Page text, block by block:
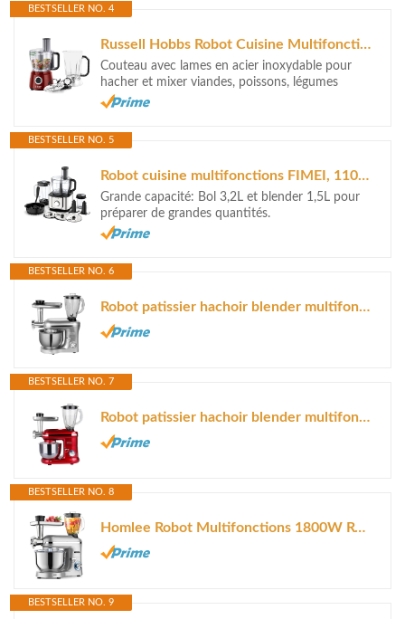
BESTSELLER NO. 4
Russell Hobbs Robot Cuisine Multifonction, Hâche, Mixe, Tranche, Râpe,...
Couteau avec lames en acier inoxydable pour
hacher et mixer viandes, poissons, légumes
BESTSELLER NO. 5
Robot cuisine multifonctions FIMEI, 1100W, Mixeur Blender Hachoir +11...
Grande capacité: Bol 3,2L et blender 1,5L pour
préparer de grandes quantités.
BESTSELLER NO. 6
Robot patissier hachoir blender multifonction 1500W bol 5.5L VIPER PRO Gris...
BESTSELLER NO. 7
Robot patissier hachoir blender multifonction 1500W bol 5.5L DALLAS PRO...
BESTSELLER NO. 8
Homlee Robot Multifonctions 1800W Robot Pâtissier, Blender Professionnel...
BESTSELLER NO. 9